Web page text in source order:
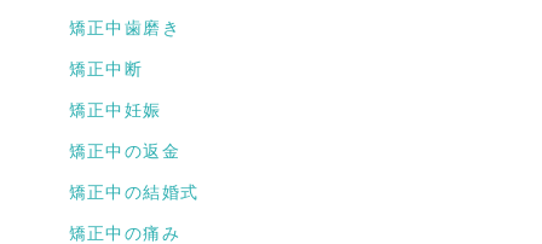
矯正中歯磨き
矯正中断
矯正中妊娠
矯正中の返金
矯正中の結婚式
矯正中の痛み